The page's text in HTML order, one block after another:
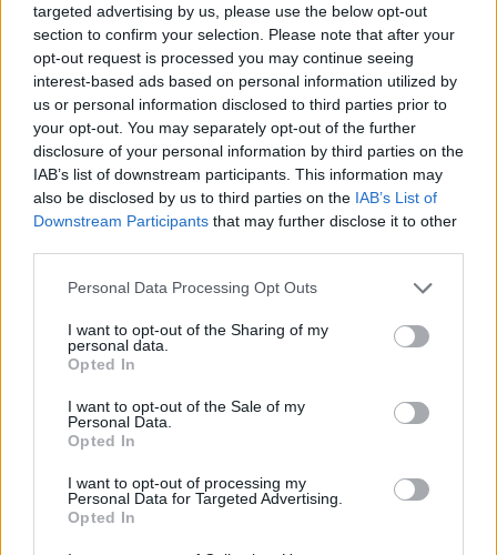
targeted advertising by us, please use the below opt-out
section to confirm your selection. Please note that after your
opt-out request is processed you may continue seeing
interest-based ads based on personal information utilized by
us or personal information disclosed to third parties prior to
your opt-out. You may separately opt-out of the further
disclosure of your personal information by third parties on the
IAB’s list of downstream participants. This information may
also be disclosed by us to third parties on the IAB’s List of
Downstream Participants that may further disclose it to other
Personal Data Processing Opt Outs
I want to opt-out of the Sharing of my
personal data.
Opted In
I want to opt-out of the Sale of my
Personal Data.
Opted In
I want to opt-out of processing my
Personal Data for Targeted Advertising.
Opted In
Twitter @Calciopremier
Anno di Fondazione:1878 come Newton Health LYR F.C.
Stadio:Old Trafford (75.731)
Città: Manchester
Presidente:Avram Glazer e Joel Glazer
Manager:Ruben Amorim
ALBO D'ORO
Premier League:20
FA Cup: